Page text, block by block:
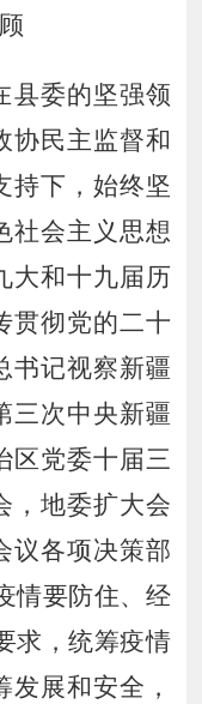
县委的坚强领
协民主监督和
持下，始终坚
社会主义思想
大和十九届历
贯彻党的二十
书记视察新疆
三次中央新疆
区党委十届三
， 地委扩大会
议各项决策部
情要防住、 经
求 ，统筹疫情
展和安全，